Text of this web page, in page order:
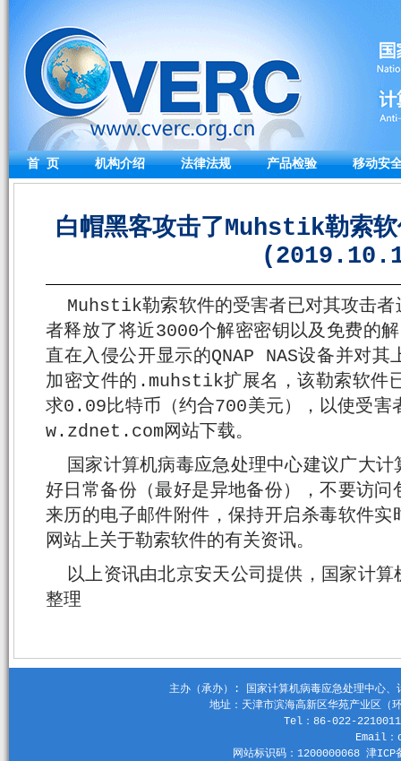
首 页 机构介绍 法律法规 产品检验 移动安
白帽黑客攻击了Muhstik勒索
Muhstik勒索软件的受害者已对其攻击者
者释放了将近3000个解密密钥以及免费的
直在入侵公开显示的QNAP NAS设备并对
加密文件的.muhstik扩展名，该勒索软件
求0.09比特币（约合700美元），以使受害
w.zdnet.com网站下载。
国家计算机病毒应急处理中心建议广大
好日常备份（最好是异地备份），不要访
来历的电子邮件附件，保持开启杀毒软件
网站上关于勒索软件的有关资讯。
以上资讯由北京安天公司提供，国家计
整理
主办（承办）: 国家计算机病毒应急处理中心
地址：天津市滨海高新区华苑产业区
Tel：86-022-
Email
网站标识码：1200000068 津